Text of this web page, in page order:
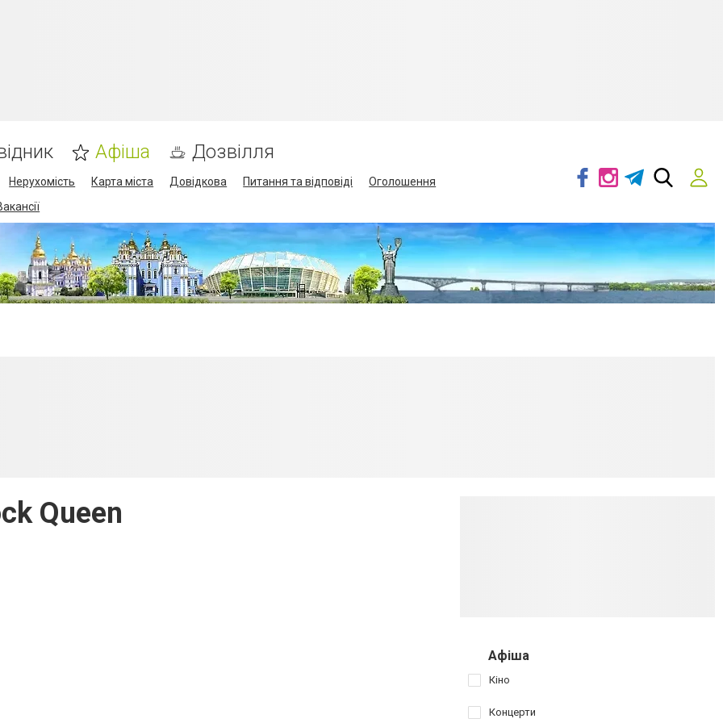
Афіша Дозвілля
Нерухомість Карта міста Довідкова Питання та відповіді
Оголошення
Queen
Афіша
Кіно
Концерти